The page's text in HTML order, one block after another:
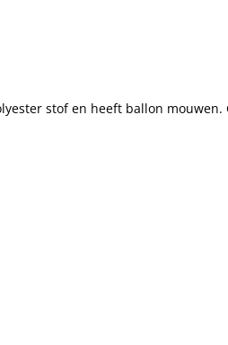
stof en heeft ballon